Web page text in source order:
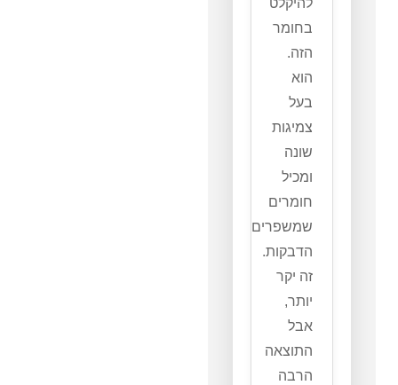
בחומר
הזה.
הוא
בעל
צמיגות
שונה
ומכיל
חומרים
שמשפרים
הדבקות.
זה יקר
יותר,
אבל
התוצאה
הרבה